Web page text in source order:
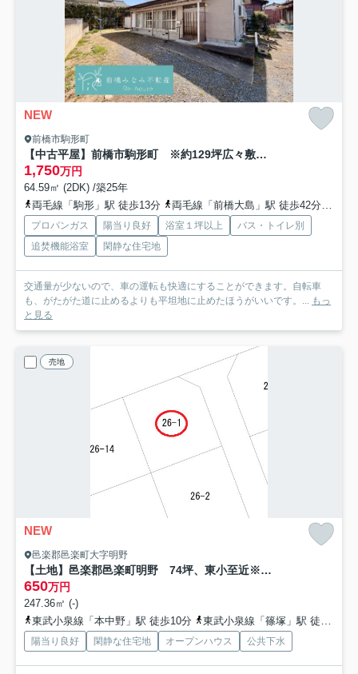
NEW
前橋市駒形町
【中古平屋】前橋市駒形町 ※約129坪広々敷地 スーパー至近
1,750万円
64.59㎡ (2DK) /築25年
両毛線「駒形」駅 徒歩13分
両毛線「前橋大島」駅 徒歩42分
プロパンガス 陽当り良好 浴室１坪以上
バス・トイレ別
追焚機能浴室
閑静な住宅地
交通量が少ないので、車の運転も快適にすることができます。自転車
も、がたがた道に止めるよりも平坦地に止めたほうがいいです。... もっ
と見る
売地
NEW
邑楽郡邑楽町大字明野
【土地】邑楽郡邑楽町明野 74坪、東小至近※解体更地渡し
650万円
247.36㎡ (-)
東武小泉線「本中野」駅 徒歩10分
東武小泉線「篠塚」駅 徒歩42分
陽当り良好 閑静な住宅地 オープンハウス 公共下水